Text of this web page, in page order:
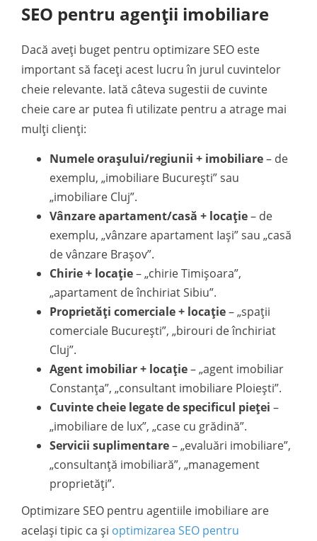
SEO pentru agenții imobiliare
Dacă aveți buget pentru optimizare SEO este
important să faceți acest lucru în jurul cuvintelor
cheie relevante. Iată câteva sugestii de cuvinte
cheie care ar putea fi utilizate pentru a atrage mai
mulți clienți:
Numele orașului/regiunii + imobiliare– de
exemplu, „imobiliare București” sau
„imobiliare Cluj”.
Vânzare apartament/casă + locație– de
exemplu, „vânzare apartament Iași” sau „casă
de vânzare Brașov”.
Chirie + locație– „chirie Timișoara”,
„apartament de închiriat Sibiu”.
Proprietăți comerciale + locație– „spații
comerciale București”, „birouri de închiriat
Cluj”.
Agent imobiliar + locație– „agent imobiliar
Constanța”, „consultant imobiliare Ploiești”.
Cuvinte cheie legate de specificul pieței –
„imobiliare de lux”, „case cu grădină”.
Servicii suplimentare– „evaluări imobiliare”,
„consultanță imobiliară”, „management
proprietăți”.
Optimizare SEO pentru agentiile imobiliare are
același tipic ca și optimizarea SEO pentru